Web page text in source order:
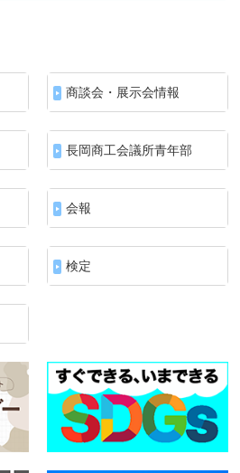
商談会・展示会情報
長岡商工会議所青年部
会報
検定